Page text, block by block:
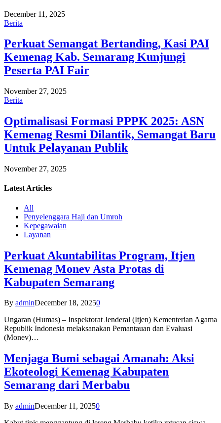
December 11, 2025
Berita
Perkuat Semangat Bertanding, Kasi PAI
Kemenag Kab. Semarang Kunjungi
Peserta PAI Fair
November 27, 2025
Berita
Optimalisasi Formasi PPPK 2025: ASN
Kemenag Resmi Dilantik, Semangat Baru
Untuk Pelayanan Publik
November 27, 2025
Latest Articles
All
Penyelenggara Haji dan Umroh
Kepegawaian
Layanan
Perkuat Akuntabilitas Program, Itjen
Kemenag Monev Asta Protas di
Kabupaten Semarang
By adminDecember 18, 20250
Ungaran (Humas) – Inspektorat Jenderal (Itjen) Kementerian Agama
Republik Indonesia melaksanakan Pemantauan dan Evaluasi
(Monev)…
Menjaga Bumi sebagai Amanah: Aksi
Ekoteologi Kemenag Kabupaten
Semarang dari Merbabu
By adminDecember 11, 20250